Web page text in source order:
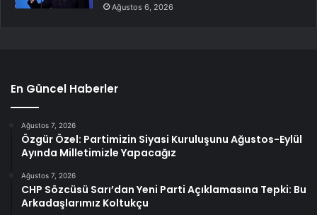
Ağustos 6, 2026
En Güncel Haberler
Ağustos 7, 2026
Özgür Özel: Partimizin Siyasi Kuruluşunu Ağustos-Eylül
Ayında Milletimizle Yapacağız
Ağustos 7, 2026
CHP Sözcüsü Sarı’dan Yeni Parti Açıklamasına Tepki: Bu
Arkadaşlarımız Koltukçu